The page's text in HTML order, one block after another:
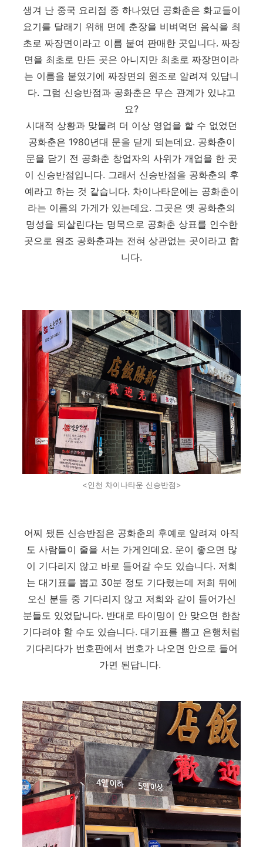
생겨 난 중국 요리점 중 하나였던 공화춘은 화교들이
요기를 달래기 위해 면에 춘장을 비벼먹던 음식을 최
초로 짜장면이라고 이름 붙여 판매한 곳입니다. 짜장
면을 최초로 만든 곳은 아니지만 최초로 짜장면이라
는 이름을 붙였기에 짜장면의 원조로 알려져 있답니
다. 그럼 신승반점과 공화춘은 무슨 관계가 있냐고
요?
시대적 상황과 맞물려 더 이상 영업을 할 수 없었던
공화춘은 1980년대 문을 닫게 되는데요. 공화춘이
문을 닫기 전 공화춘 창업자의 사위가 개업을 한 곳
이 신승반점입니다. 그래서 신승반점을 공화춘의 후
예라고 하는 것 같습니다. 차이나타운에는 공화춘이
라는 이름의 가게가 있는데요. 그곳은 옛 공화춘의
명성을 되살린다는 명목으로 공화춘 상표를 인수한
곳으로 원조 공화춘과는 전혀 상관없는 곳이라고 합
니다.
<인천 차이나타운 신승반점>
어찌 됐든 신승반점은 공화춘의 후예로 알려져 아직
도 사람들이 줄을 서는 가게인데요. 운이 좋으면 많
이 기다리지 않고 바로 들어갈 수도 있습니다. 저희
는 대기표를 뽑고 30분 정도 기다렸는데 저희 뒤에
오신 분들 중 기다리지 않고 저희와 같이 들어가신
분들도 있었답니다. 반대로 타이밍이 안 맞으면 한참
기다려야 할 수도 있습니다. 대기표를 뽑고 은행처럼
기다리다가 번호판에서 번호가 나오면 안으로 들어
가면 된답니다.